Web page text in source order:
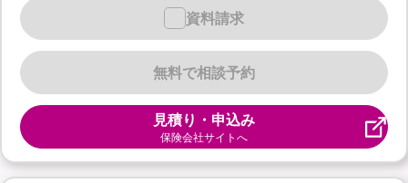
無料で相談予約
資料請求
見積り・申込み
保険会社サイトへ